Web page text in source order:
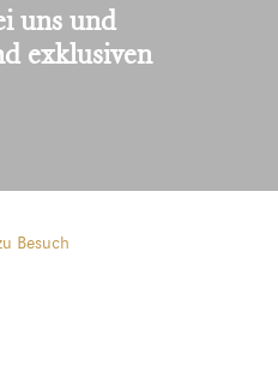
uns und
exklusiven
Besuch